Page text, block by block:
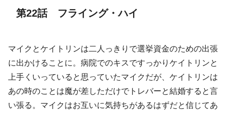
第22話 フライング・ハイ
マイクとケイトリンは二人っきりで選挙資金のための出張
に出かけることに。病院でのキスですっかりケイトリンと
上手くいっていると思っていたマイクだが、ケイトリンは
あの時のことは魔が差しただけでトレバーと結婚すると言
い張る。マイクはお互いに気持ちがあるはずだと信じてあ